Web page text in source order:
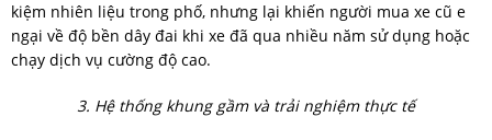
kiệm nhiên liệu trong phố, nhưng lại khiến người mua xe cũ e
ngại về độ bền dây đai khi xe đã qua nhiều năm sử dụng hoặc
chạy dịch vụ cường độ cao.
3. Hệ thống khung gầm và trải nghiệm thực tế